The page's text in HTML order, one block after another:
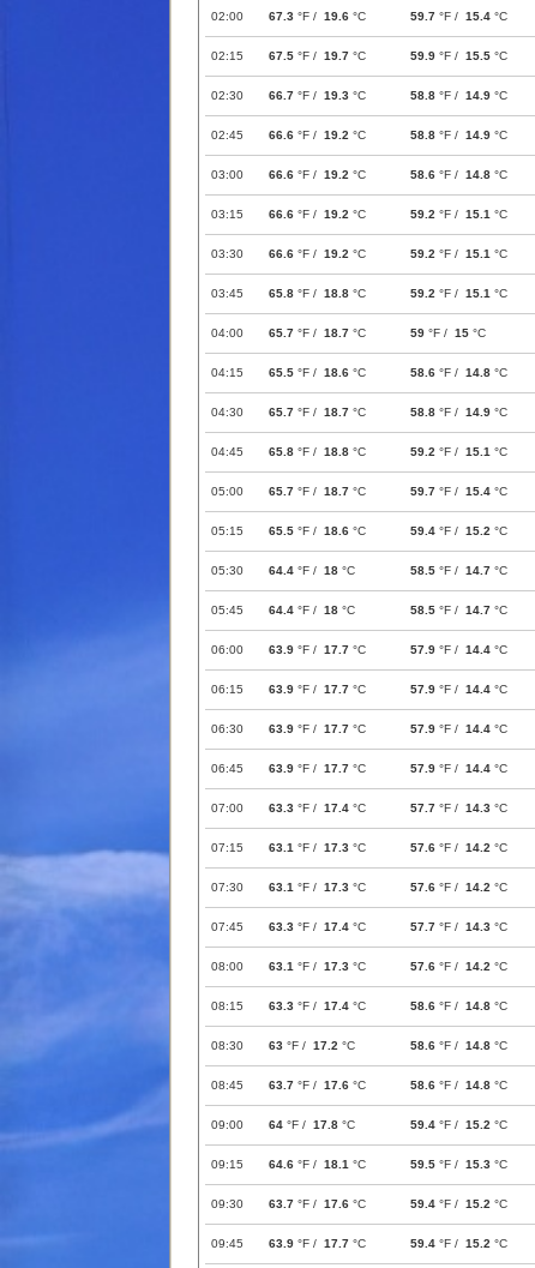
02:00 67.3°F / 19.6°C 59.7°F / 15.4°C
02:15 67.5°F / 19.7°C 59.9°F / 15.5°C
02:30 66.7°F / 19.3°C 58.8°F / 14.9°C
02:45 66.6°F / 19.2°C 58.8°F / 14.9°C
03:00 66.6°F / 19.2°C 58.6°F / 14.8°C
03:15 66.6°F / 19.2°C 59.2°F / 15.1°C
03:30 66.6°F / 19.2°C 59.2°F / 15.1°C
03:45 65.8°F / 18.8°C 59.2°F / 15.1°C
04:00 65.7°F / 18.7°C 59°F / 15°C
04:15 65.5°F / 18.6°C 58.6°F / 14.8°C
04:30 65.7°F / 18.7°C 58.8°F / 14.9°C
04:45 65.8°F / 18.8°C 59.2°F / 15.1°C
05:00 65.7°F / 18.7°C 59.7°F / 15.4°C
05:15 65.5°F / 18.6°C 59.4°F / 15.2°C
05:30 64.4°F / 18°C 58.5°F / 14.7°C
05:45 64.4°F / 18°C 58.5°F / 14.7°C
06:00 63.9°F / 17.7°C 57.9°F / 14.4°C
06:15 63.9°F / 17.7°C 57.9°F / 14.4°C
06:30 63.9°F / 17.7°C 57.9°F / 14.4°C
06:45 63.9°F / 17.7°C 57.9°F / 14.4°C
07:00 63.3°F / 17.4°C 57.7°F / 14.3°C
07:15 63.1°F / 17.3°C 57.6°F / 14.2°C
07:30 63.1°F / 17.3°C 57.6°F / 14.2°C
07:45 63.3°F / 17.4°C 57.7°F / 14.3°C
08:00 63.1°F / 17.3°C 57.6°F / 14.2°C
08:15 63.3°F / 17.4°C 58.6°F / 14.8°C
08:30 63°F / 17.2°C 58.6°F / 14.8°C
08:45 63.7°F / 17.6°C 58.6°F / 14.8°C
09:00 64°F / 17.8°C 59.4°F / 15.2°C
09:15 64.6°F / 18.1°C 59.5°F / 15.3°C
09:30 63.7°F / 17.6°C 59.4°F / 15.2°C
09:45 63.9°F / 17.7°C 59.4°F / 15.2°C